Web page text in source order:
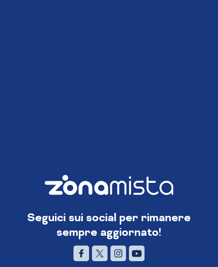
Seguici sui social per rimanere
sempre aggiornato!